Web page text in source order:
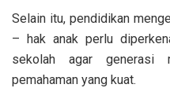
Selain itu, pendidikan
– hak anak perlu
sekolah agar generasi
pemahaman yang kuat.